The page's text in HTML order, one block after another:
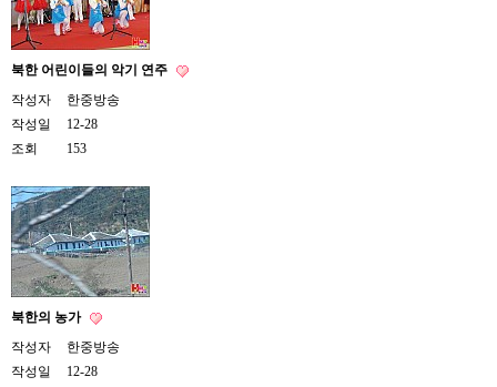
DOMCLUB
코
아
건
코
리
뉴
스
비
아
365
비
아
터
강
북한 어린이들의 악기 연주
작성자
한중방송
작성일
12-28
조회
153
북한의 농가
작성자
한중방송
작성일
12-28